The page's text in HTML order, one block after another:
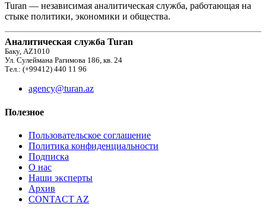
Turan — независимая аналитическая служба, работающая на
стыке политики, экономики и общества.
Аналитическая служба Turan
Баку, AZ1010
Ул. Сулеймана Рагимова 186, кв. 24
Тел.: (+99412) 440 11 96
agency@turan.az
Полезное
Пользовательское соглашение
Политика конфиденциальности
Подписка
О нас
Наши эксперты
Архив
CONTACT AZ